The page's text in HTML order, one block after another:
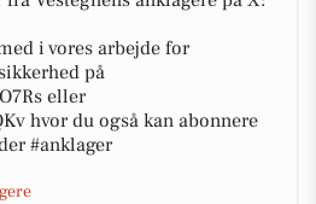
i vores arbejde for
på
eller
hvor du også kan abonnere
#anklager